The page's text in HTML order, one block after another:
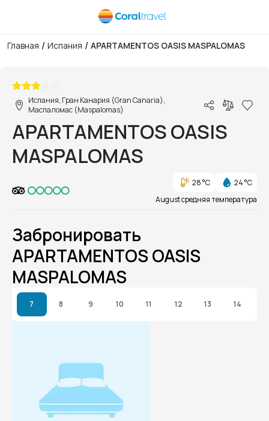
Главная / Испания / APARTAMENTOS OASIS MASPALOMAS
Испания, Гран Канария (Gran Canaria),
Маспаломас (Maspalomas)
APARTAMENTOS OASIS
MASPALOMAS
28 °C
24 °C
August средняя температура
Забронировать
APARTAMENTOS OASIS
MASPALOMAS
7 8 9 10 11 12 13 14